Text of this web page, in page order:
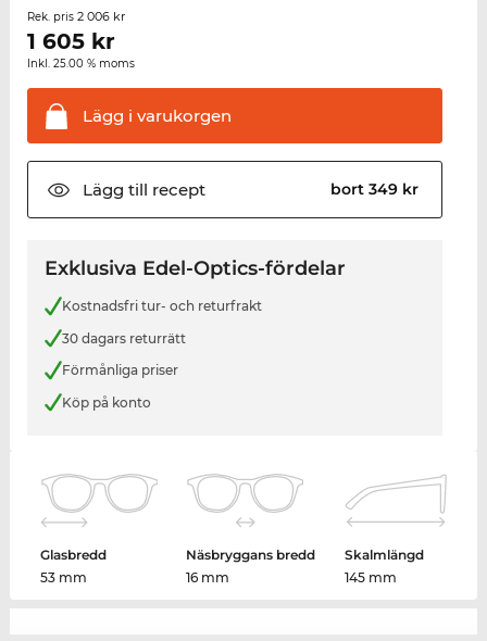
Rek. pris 2 006 kr
1 605kr
Inkl. 25.00 % moms
Lägg i varukorgen
Lägg till recept bort 349 kr
Exklusiva Edel-Optics-fördelar
Kostnadsfri tur- och returfrakt
30 dagars returrätt
Förmånliga priser
Köp på konto
Glasbredd
53 mm
Näsbryggans bredd
16 mm
Skalmlängd
145 mm